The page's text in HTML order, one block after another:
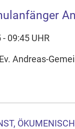
09:45 UHR
Andreas-